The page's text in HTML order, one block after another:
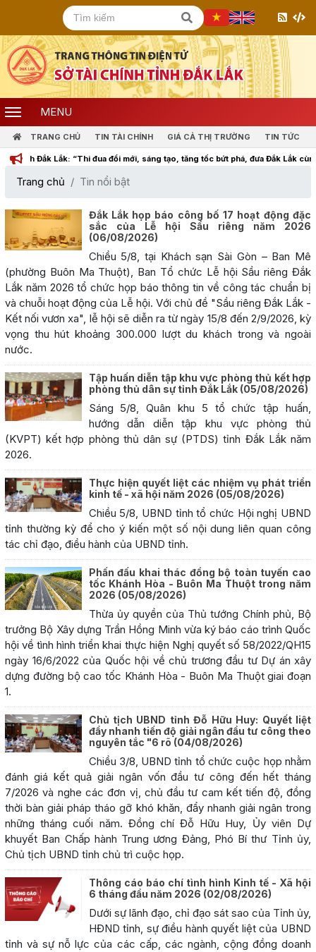
MENU
TRANG CHỦ TIN TÀI CHÍNH GIÁ CẢ THỊ TRƯỜNG TIN TỨC
“Thi đua đổi mới, sáng tạo, tăng tốc bứt phá, đưa Đắk Lắk cùng cả nước
Trang chủ Tin nổi bật
Đắk Lắk họp báo công bố 17 hoạt động đặc
sắc của Lễ hội Sầu riêng năm 2026
(06/08/2026)
Chiều 5/8, tại Khách sạn Sài Gòn – Ban Mê
(phường Buôn Ma Thuột), Ban Tổ chức Lễ hội Sầu riêng Đắk
Lắk năm 2026 tổ chức họp báo thông tin về công tác chuẩn bị
và chuỗi hoạt động của Lễ hội. Với chủ đề "Sầu riêng Đắk Lắk -
Kết nối vươn xa", lễ hội sẽ diễn ra từ ngày 15/8 đến 2/9/2026, kỳ
vọng thu hút khoảng 300.000 lượt du khách trong và ngoài
nước.
Tập huấn diễn tập khu vực phòng thủ kết hợp
phòng thủ dân sự tỉnh Đắk Lắk (05/08/2026)
Sáng 5/8, Quân khu 5 tổ chức tập huấn,
hướng dẫn diễn tập khu vực phòng thủ
(KVPT) kết hợp phòng thủ dân sự (PTDS) tỉnh Đắk Lắk năm
2026.
Thực hiện quyết liệt các nhiệm vụ phát triển
kinh tế - xã hội năm 2026 (05/08/2026)
Chiều 5/8, UBND tỉnh tổ chức Hội nghị UBND
tỉnh thường kỳ để cho ý kiến một số nội dung liên quan công
tác chỉ đạo, điều hành của UBND tỉnh.
Phấn đấu khai thác đồng bộ toàn tuyến cao
tốc Khánh Hòa - Buôn Ma Thuột trong năm
2026 (05/08/2026)
Thừa ủy quyền của Thủ tướng Chính phủ, Bộ
trưởng Bộ Xây dựng Trần Hồng Minh vừa ký báo cáo trình Quốc
hội về tình hình triển khai thực hiện Nghị quyết số 58/2022/QH15
ngày 16/6/2022 của Quốc hội về chủ trương đầu tư Dự án xây
dựng đường bộ cao tốc Khánh Hòa - Buôn Ma Thuột giai đoạn
1.
Chủ tịch UBND tỉnh Đỗ Hữu Huy: Quyết liệt
đẩy nhanh tiến độ giải ngân đầu tư công theo
nguyên tắc "6 rõ (04/08/2026)
Chiều 3/8, UBND tỉnh tổ chức cuộc họp nhằm
đánh giá kết quả giải ngân vốn đầu tư công đến hết tháng
7/2026 và nghe các đơn vị, chủ đầu tư cam kết tiến độ, đồng
thời bàn giải pháp tháo gỡ khó khăn, đẩy nhanh giải ngân trong
những tháng cuối năm. Đồng chí Đỗ Hữu Huy, Ủy viên Dự
khuyết Ban Chấp hành Trung ương Đảng, Phó Bí thư Tỉnh ủy,
Chủ tịch UBND tỉnh chủ trì cuộc họp.
Thông cáo báo chí tình hình Kinh tế - Xã hội
6 tháng đầu năm 2026 (02/08/2026)
Dưới sự lãnh đạo, chỉ đạo sát sao của Tỉnh ủy,
HĐND tỉnh, sự điều hành quyết liệt của UBND
tỉnh và sự nỗ lực của các cấp, các ngành, cộng đồng doanh